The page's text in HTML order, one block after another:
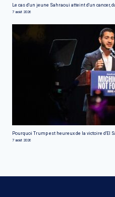
Le cas d'un jeune Sahraoui atteint d'un cancer,
7 août 2026
Pourquoi Trump est heureux de la victoire d'El
7 août 2026